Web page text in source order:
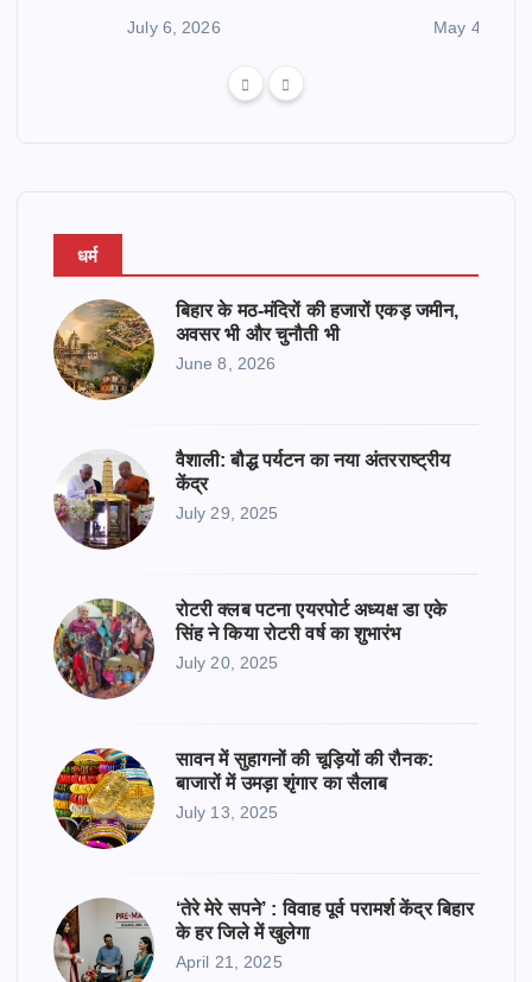
July 6, 2026 May 4, 2026
धर्म
बिहार के मठ-मंदिरों की हजारों एकड़ जमीन,
अवसर भी और चुनौती भी
June 8, 2026
वैशाली: बौद्ध पर्यटन का नया अंतरराष्ट्रीय
केंद्र
July 29, 2025
रोटरी क्लब पटना एयरपोर्ट अध्यक्ष डा एके
सिंह ने किया रोटरी वर्ष का शुभारंभ
July 20, 2025
सावन में सुहागनों की चूड़ियों की रौनक:
बाजारों में उमड़ा शृंगार का सैलाब
July 13, 2025
‘तेरे मेरे सपने’ : विवाह पूर्व परामर्श केंद्र बिहार
के हर जिले में खुलेगा
April 21, 2025